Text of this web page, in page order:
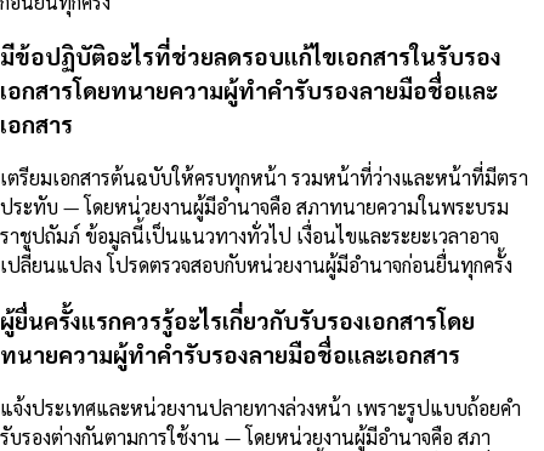
มีข้อปฏิบัติอะไรที่ช่วยลดรอบแก้ไขเอกสารในรับรอง
เอกสารโดยทนายความผู้ทำคำรับรองลายมือชื่อและ
เอกสาร
เตรียมเอกสารต้นฉบับให้ครบทุกหน้า รวมหน้าที่ว่างและหน้าที่มีตรา
ประทับ — โดยหน่วยงานผู้มีอำนาจคือ สภาทนายความในพระบรม
ราชูปถัมภ์ ข้อมูลนี้เป็นแนวทางทั่วไป เงื่อนไขและระยะเวลาอาจ
เปลี่ยนแปลง โปรดตรวจสอบกับหน่วยงานผู้มีอำนาจก่อนยื่นทุกครั้ง
ผู้ยื่นครั้งแรกควรรู้อะไรเกี่ยวกับรับรองเอกสารโดย
ทนายความผู้ทำคำรับรองลายมือชื่อและเอกสาร
แจ้งประเทศและหน่วยงานปลายทางล่วงหน้า เพราะรูปแบบถ้อยคำ
รับรองต่างกันตามการใช้งาน — โดยหน่วยงานผู้มีอำนาจคือ สภา